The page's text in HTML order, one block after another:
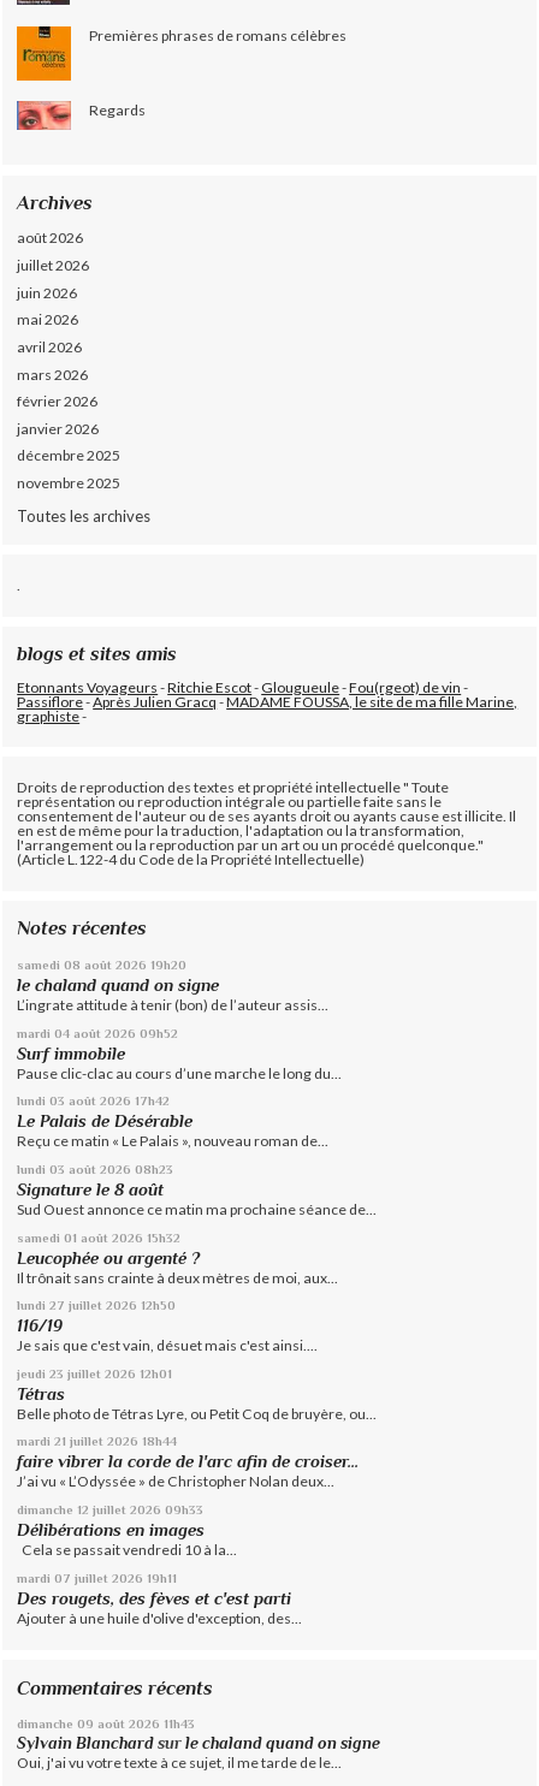
Premières phrases de romans célèbres
Regards
Archives
août 2026
juillet 2026
juin 2026
mai 2026
avril 2026
mars 2026
février 2026
janvier 2026
décembre 2025
novembre 2025
Toutes les archives
blogs et sites amis
Etonnants Voyageurs -Ritchie Escot-Glougueule-Fou(rgeot) de vin -
Passiflore-Après Julien Gracq-MADAME FOUSSA, le site de ma fille Marine,
graphiste-
Droits de reproduction des textes et propriété intellectuelle " Toute
représentation ou reproduction intégrale ou partielle faite sans le
consentement de l'auteur ou de ses ayants droit ou ayants cause est illicite. Il
en est de même pour la traduction, l'adaptation ou la transformation,
l'arrangement ou la reproduction par un art ou un procédé quelconque."
(Article L.122-4 du Code de la Propriété Intellectuelle)
Notes récentes
samedi 08 août 2026 19h20
le chaland quand on signe
L’ingrate attitude à tenir (bon) de l’auteur assis...
mardi 04 août 2026 09h52
Surf immobile
Pause clic-clac au cours d’une marche le long du...
lundi 03 août 2026 17h42
Le Palais de Désérable
Reçu ce matin « Le Palais », nouveau roman de...
lundi 03 août 2026 08h23
Signature le 8 août
Sud Ouest annonce ce matin ma prochaine séance de...
samedi 01 août 2026 15h32
Leucophée ou argenté ?
Il trônait sans crainte à deux mètres de moi, aux...
lundi 27 juillet 2026 12h50
116/19
Je sais que c'est vain, désuet mais c'est ainsi....
jeudi 23 juillet 2026 12h01
Tétras
Belle photo de Tétras Lyre, ou Petit Coq de bruyère, ou...
mardi 21 juillet 2026 18h44
faire vibrer la corde de l'arc afin de croiser...
J’ai vu « L’Odyssée » de Christopher Nolan deux...
dimanche 12 juillet 2026 09h33
Délibérations en images
Cela se passait vendredi 10 à la...
mardi 07 juillet 2026 19h11
Des rougets, des fèves et c'est parti
Ajouter à une huile d'olive d'exception, des...
Commentaires récents
dimanche 09 août 2026 11h43
Sylvain Blanchard surle chaland quand on signe
Oui, j'ai vu votre texte à ce sujet, il me tarde de le...